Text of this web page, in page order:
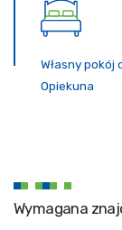
Własny pokój
Opiekuna
Wymagana